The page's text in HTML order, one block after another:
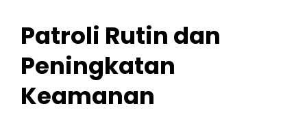
Patroli Rutin dan
Peningkatan
Keamanan